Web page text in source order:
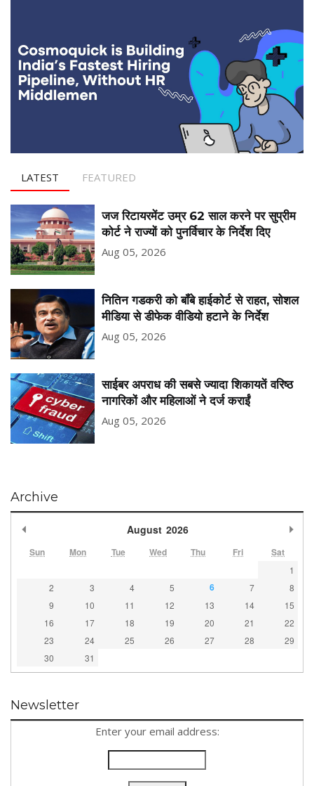
LATEST FEATURED
जज रिटायरमेंट उम्र 62 साल करने पर सुप्रीम
कोर्ट ने राज्यों को पुनर्विचार के निर्देश दिए
Aug 05, 2026
नितिन गडकरी को बॉंबे हाईकोर्ट से राहत, सोशल
मीडिया से डीफेक वीडियो हटाने के निर्देश
Aug 05, 2026
साईबर अपराध की सबसे ज्यादा शिकायतें वरिष्ठ
नागरिकों और महिलाओं ने दर्ज कराईं
Aug 05, 2026
Archive
August 2026
Sun Mon Tue Wed Thu Fri Sat
1
2
3 4 5 6 7
8
9
10 11 12 13 14
15
16
17 18 19 20 21
22
23
24 25 26 27 28
29
30
31
Newsletter
Enter your email address: